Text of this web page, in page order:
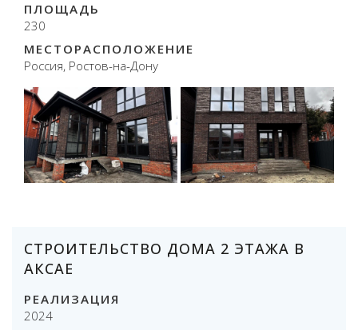
ПЛОЩАДЬ
230
МЕСТОРАСПОЛОЖЕНИЕ
Россия, Ростов-на-Дону
СТРОИТЕЛЬСТВО ДОМА 2 ЭТАЖА В
АКСАЕ
РЕАЛИЗАЦИЯ
2024